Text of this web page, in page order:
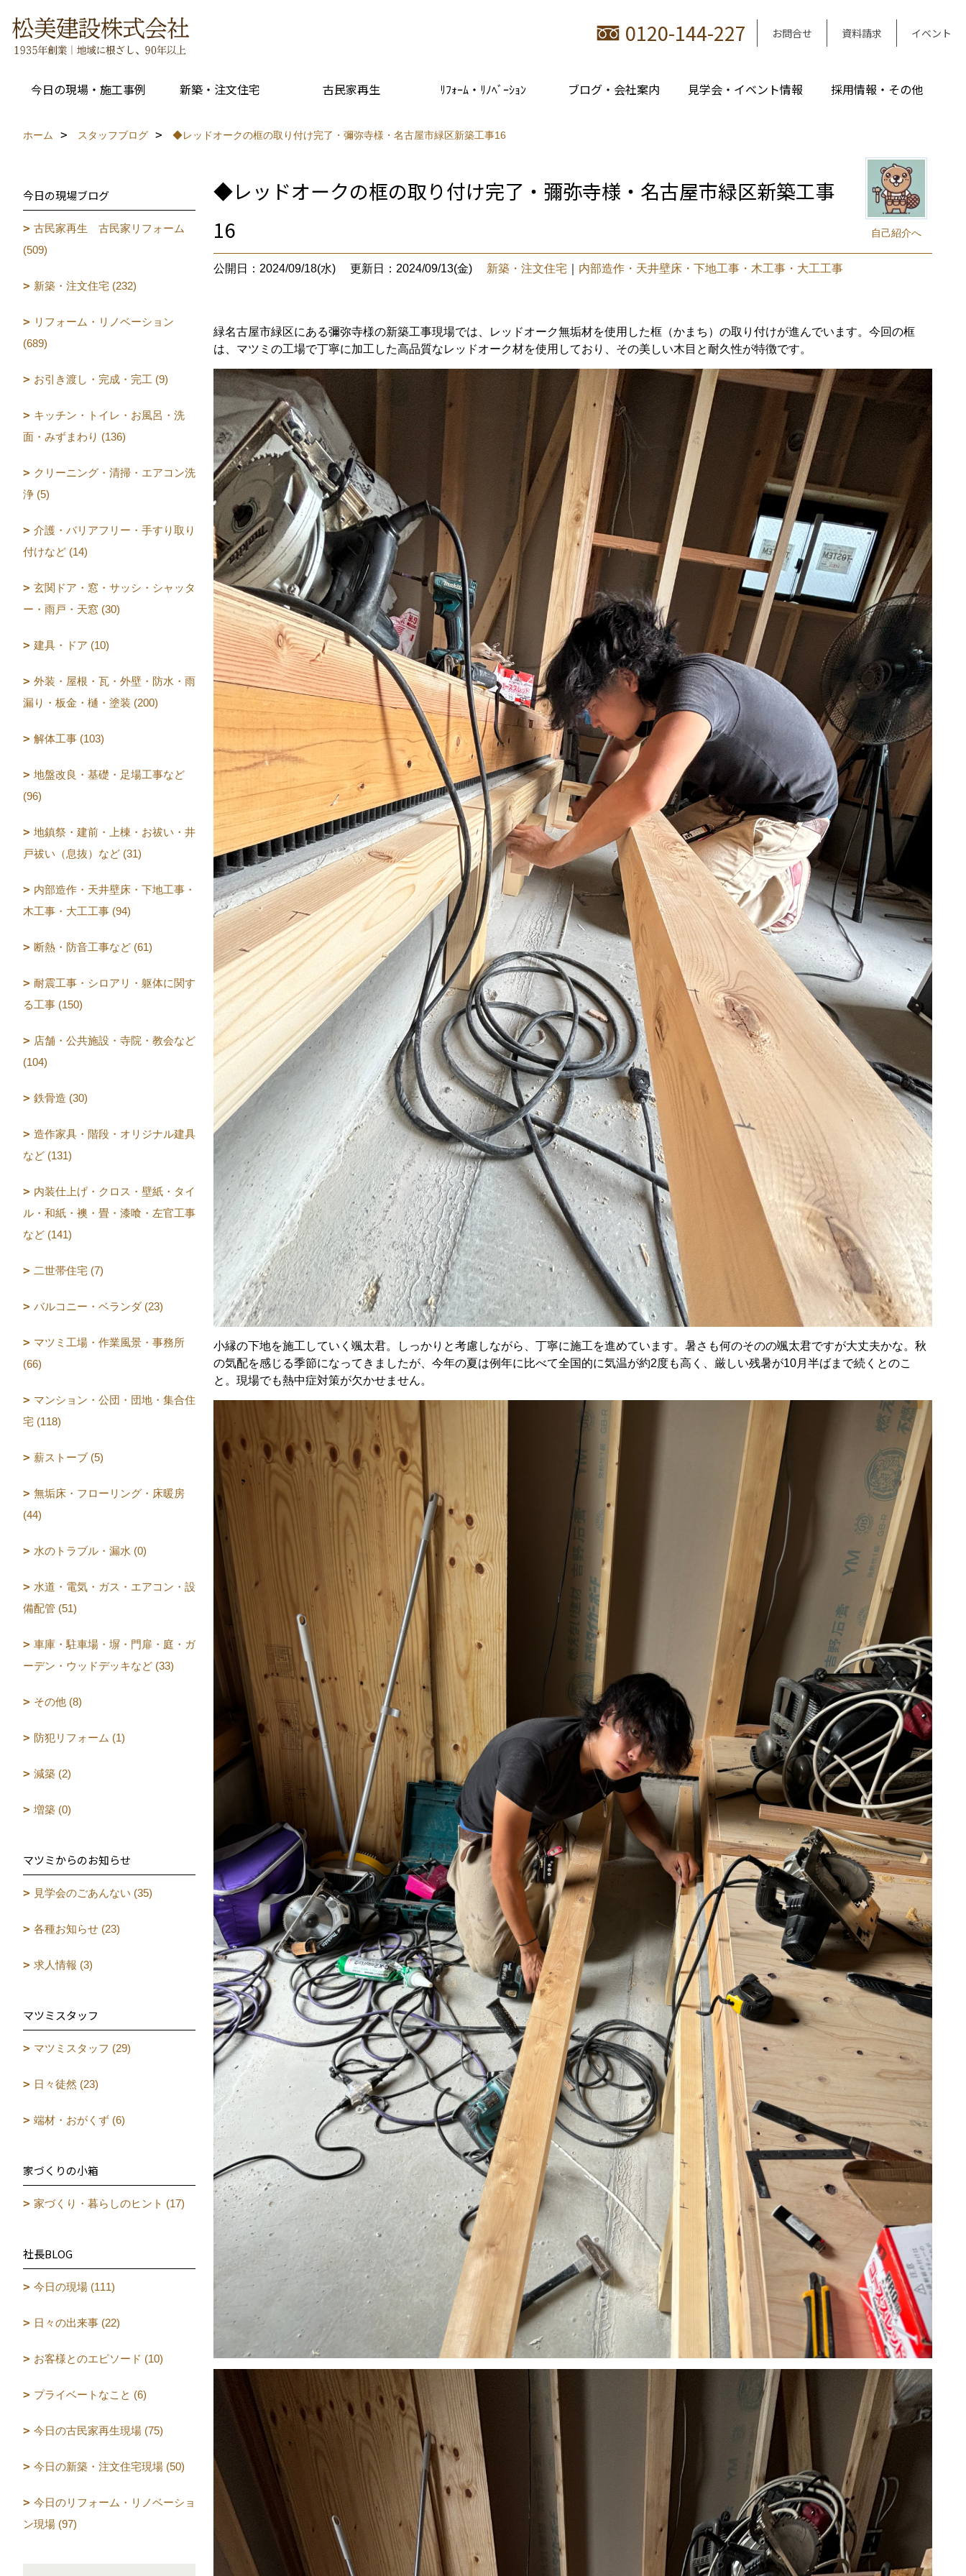
0120-144-227 お問合せ 資料請求 イベント
今日の現場・施工事例 新築・注文住宅 古民家再生 ﾘﾌｫｰﾑ・ﾘﾉﾍﾞｰｼｮﾝ ブログ・会社案内 見学会・イベント情報 採用情報・その他
ホーム スタッフブログ ◆レッドオークの框の取り付け完了・彌弥寺様・名古屋市緑区新築工事16
自己紹介へ
◆レッドオークの框の取り付け完了・彌弥寺様・名古屋市緑区新築工事
16
公開日：2024/09/18(水) 更新日：2024/09/13(金) 新築・注文住宅 内部造作・天井壁床・下地工事・木工事・大工工事
緑名古屋市緑区にある彌弥寺様の新築工事現場では、レッドオーク無垢材を使用した框（かまち）の取り付けが進んでいます。今回の框
は、マツミの工場で丁寧に加工した高品質なレッドオーク材を使用しており、その美しい木目と耐久性が特徴です。
小縁の下地を施工していく颯太君。しっかりと考慮しながら、丁寧に施工を進めています。暑さも何のそのの颯太君ですが大丈夫かな。秋
の気配を感じる季節になってきましたが、今年の夏は例年に比べて全国的に気温が約2度も高く、厳しい残暑が10月半ばまで続くとのこ
と。現場でも熱中症対策が欠かせません。
今日の現場ブログ
古民家再生 古民家リフォーム
(509)
新築・注文住宅 (232)
リフォーム・リノベーション
(689)
お引き渡し・完成・完工 (9)
キッチン・トイレ・お風呂・洗
面・みずまわり (136)
クリーニング・清掃・エアコン洗
浄 (5)
介護・バリアフリー・手すり取り
付けなど (14)
玄関ドア・窓・サッシ・シャッタ
ー・雨戸・天窓 (30)
建具・ドア (10)
外装・屋根・瓦・外壁・防水・雨
漏り・板金・樋・塗装 (200)
解体工事 (103)
地盤改良・基礎・足場工事など
(96)
地鎮祭・建前・上棟・お祓い・井
戸祓い（息抜）など (31)
内部造作・天井壁床・下地工事・
木工事・大工工事 (94)
断熱・防音工事など (61)
耐震工事・シロアリ・躯体に関す
る工事 (150)
店舗・公共施設・寺院・教会など
(104)
鉄骨造 (30)
造作家具・階段・オリジナル建具
など (131)
内装仕上げ・クロス・壁紙・タイ
ル・和紙・襖・畳・漆喰・左官工事
など (141)
二世帯住宅 (7)
バルコニー・ベランダ (23)
マツミ工場・作業風景・事務所
(66)
マンション・公団・団地・集合住
宅 (118)
薪ストーブ (5)
無垢床・フローリング・床暖房
(44)
水のトラブル・漏水 (0)
水道・電気・ガス・エアコン・設
備配管 (51)
車庫・駐車場・塀・門扉・庭・ガ
ーデン・ウッドデッキなど (33)
その他 (8)
防犯リフォーム (1)
減築 (2)
増築 (0)
マツミからのお知らせ
見学会のごあんない (35)
各種お知らせ (23)
求人情報 (3)
マツミスタッフ
マツミスタッフ (29)
日々徒然 (23)
端材・おがくず (6)
家づくりの小箱
家づくり・暮らしのヒント (17)
社長BLOG
今日の現場 (111)
日々の出来事 (22)
お客様とのエピソード (10)
プライベートなこと (6)
今日の古民家再生現場 (75)
今日の新築・注文住宅現場 (50)
今日のリフォーム・リノベーショ
ン現場 (97)